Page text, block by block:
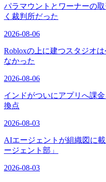
パラマウントとワーナーの
く裁判所だった
2026-08-06
Robloxの上に建つスタジオ
なかった
2026-08-06
インドがついにアプリへ課
換点
2026-08-03
AIエージェントが組織図に
ージェント部」
2026-08-03